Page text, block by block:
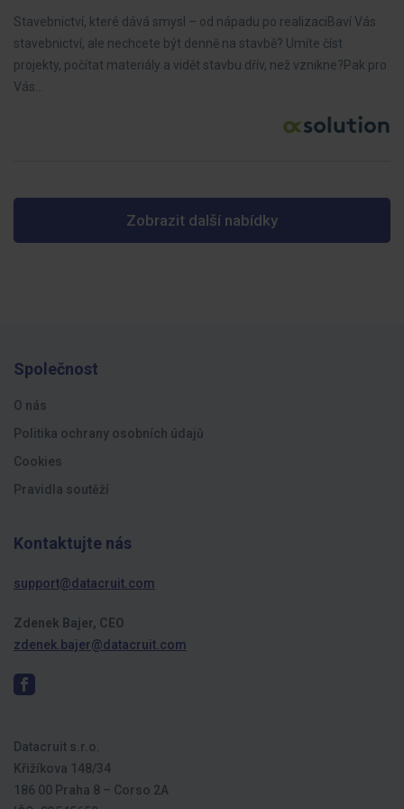
Stavebnictví, které dává smysl – od nápadu po realizaciBaví Vás
stavebnictví, ale nechcete být denně na stavbě? Umíte číst
projekty, počítat materiály a vidět stavbu dřív, než vznikne?Pak pro
Vás…
Zobrazit další nabídky
Společnost
O nás
Politika ochrany osobních údajů
Cookies
Pravidla soutěží
Kontaktujte nás
support@datacruit.com
Zdenek Bajer, CEO
zdenek.bajer@datacruit.com
Datacruit s.r.o.
Křižíkova 148/34
186 00 Praha 8 – Corso 2A